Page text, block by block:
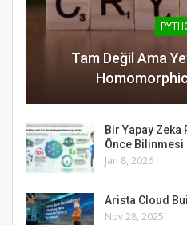
Tam Değil Ama
Bir Yapay
Önce Bilinmesi
Jan 8, 2026
Arista Cloud
Nov 28, 2025